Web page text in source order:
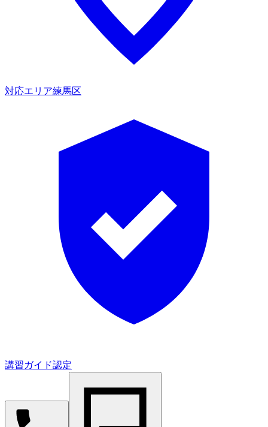
対応エリア練馬区
講習ガイド認定